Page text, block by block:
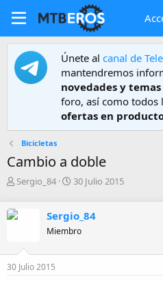
Únete al canal de
mantendremos
novedades y
foro, así como todos
ofertas en
Bicicletas
Cambio a doble
A
o
Sergio_84
F
h
a
e
30 Julio 2015
Sergio_84
Miembro
30 Julio 2015